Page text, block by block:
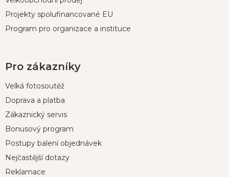
Projekty spolufinancované EU
Program pro organizace a instituce
Pro zákazníky
Velká fotosoutěž
Doprava a platba
Zákaznický servis
Bonusový program
Postupy balení objednávek
Nejčastější dotazy
Reklamace